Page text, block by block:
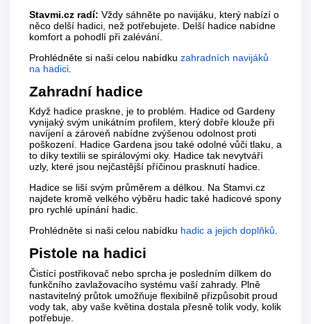
Stavmi.cz radí: Vždy sáhněte po navijáku, který nabízí o
něco delší hadici, než potřebujete. Delší hadice nabídne
komfort a pohodlí při zalévání.
Prohlédněte si naši celou nabídku zahradních navijáků
na hadici
Zahradní hadice
Když hadice praskne, je to problém. Hadice od Gardeny
vynijaký svým unikátním profilem, který dobře klouže při
navíjení a zároveň nabídne zvýšenou odolnost proti
poškození. Hadice Gardena jsou také odolné vůči tlaku, a
to díky textilii se spirálovými oky. Hadice tak nevytváří
uzly, které jsou nejčastější příčinou prasknutí hadice.
Hadice se liší svým průměrem a délkou. Na Stamvi.cz
najdete kromě velkého výběru hadic také hadicové spony
pro rychlé upínání hadic.
Prohlédněte si naši celou nabídku hadic a jejich doplňků
Pistole na hadici
Čistící postřikovač nebo sprcha je posledním dílkem do
funkčního zavlažovacího systému vaší zahrady. Plně
nastavitelný průtok umožňuje flexibilně přizpůsobit proud
vody tak, aby vaše květina dostala přesně tolik vody, kolik
potřebuje.